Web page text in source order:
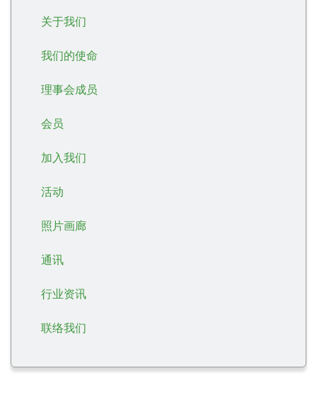
关于我们
我们的使命
理事会成员
会员
加入我们
活动
照片画廊
通讯
行业资讯
联络我们